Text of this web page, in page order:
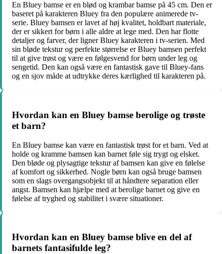
En Bluey bamse er en blød og krambar bamse på 45 cm. Den er
baseret på karakteren Bluey fra den populære animerede tv-
serie. Bluey bamsen er lavet af høj kvalitet, holdbart materiale,
der er sikkert for børn i alle aldre at lege med. Den har flotte
detaljer og farver, der ligner Bluey karakteren i tv-serien. Med
sin bløde tekstur og perfekte størrelse er Bluey bamsen perfekt
til at give trøst og være en følgesvend for børn under leg og
sengetid. Den kan også være en fantastisk gave til Bluey-fans
og en sjov måde at udtrykke deres kærlighed til karakteren på.
Hvordan kan en Bluey bamse berolige og trøste
et barn?
En Bluey bamse kan være en fantastisk trøst for et barn. Ved at
holde og kramme bamsen kan barnet føle sig trygt og elsket.
Den bløde og plysagtige tekstur af bamsen kan give en følelse
af komfort og sikkerhed. Nogle børn kan også bruge bamsen
som en slags overgangsobjekt til at håndtere separation eller
angst. Bamsen kan hjælpe med at berolige barnet og give en
følelse af tryghed og stabilitet i svære situationer.
Hvordan kan en Bluey bamse blive en del af
barnets fantasifulde leg?